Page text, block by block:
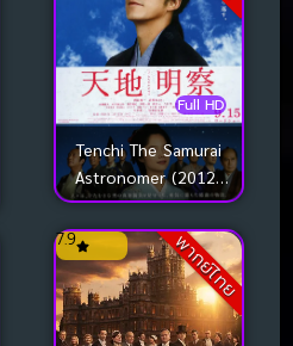
Full HD
Tenchi The Samurai
Astronomer (2012)
นักดาราศาสตร์ซามูไร
พากย์ไทย
7.9